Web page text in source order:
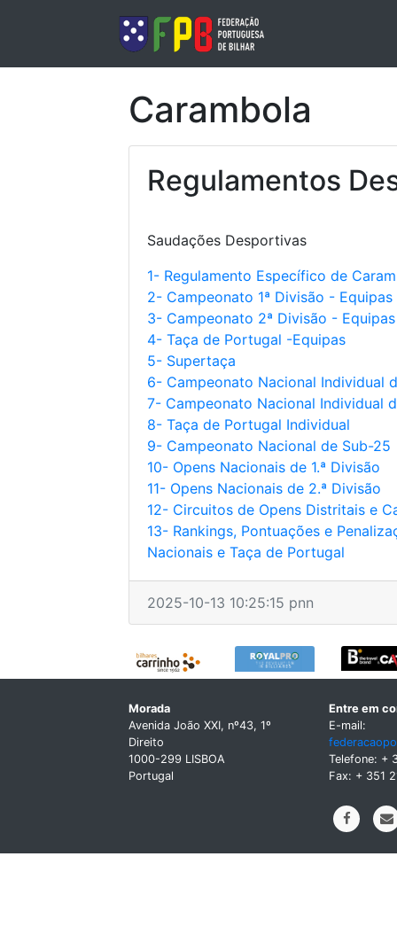
Carambola
Regulamentos
Saudações Desportivas
1- Regulamento Específico de
2- Campeonato 1ª Divisão - Equipas
3- Campeonato 2ª Divisão - Equipas
4- Taça de Portugal -Equipas
5- Supertaça
6- Campeonato Nacional Individual
7- Campeonato Nacional Individual
8- Taça de Portugal Individual
9- Campeonato Nacional de Sub-25
10- Opens Nacionais de 1.ª Divisão
11- Opens Nacionais de 2.ª Divisão
12- Circuitos de Opens Distritais e
13- Rankings, Pontuações e
Nacionais e Taça de Portugal
2025-10-13 10:25:15 pnn
Morada
Avenida João XXI, nº43, 1º
Direito
1000-299 LISBOA
Portugal
Entre em
E-mail:
Telefone: +
Fax: + 351